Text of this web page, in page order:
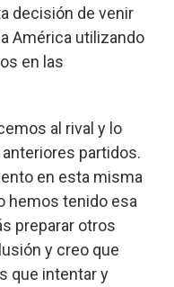
decisión de venir
América utilizando
en las
al rival y lo
partidos.
en esta misma
hemos tenido esa
preparar otros
y creo que
que intentar y